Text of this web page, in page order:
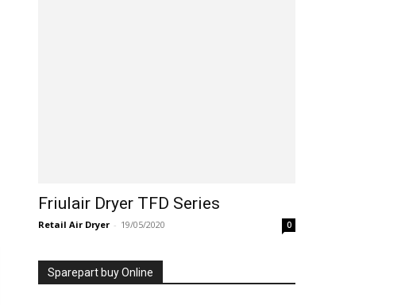
Friulair Dryer TFD Series
Retail Air Dryer - 19/05/2020 0
Sparepart buy Online